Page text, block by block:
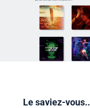
Le saviez-vous..